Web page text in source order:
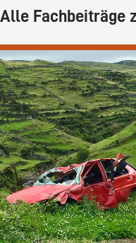
Alle Fachbeiträge